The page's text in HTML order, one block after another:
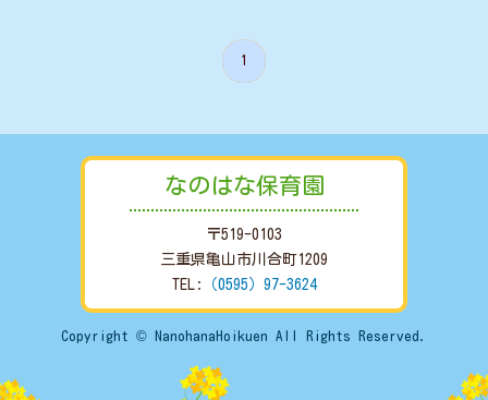
1
なのはな保育園
〒519-0103
三重県亀山市川合町1209
TEL:
（0595）97-3624
Copyright © NanohanaHoikuen All Rights Reserved.